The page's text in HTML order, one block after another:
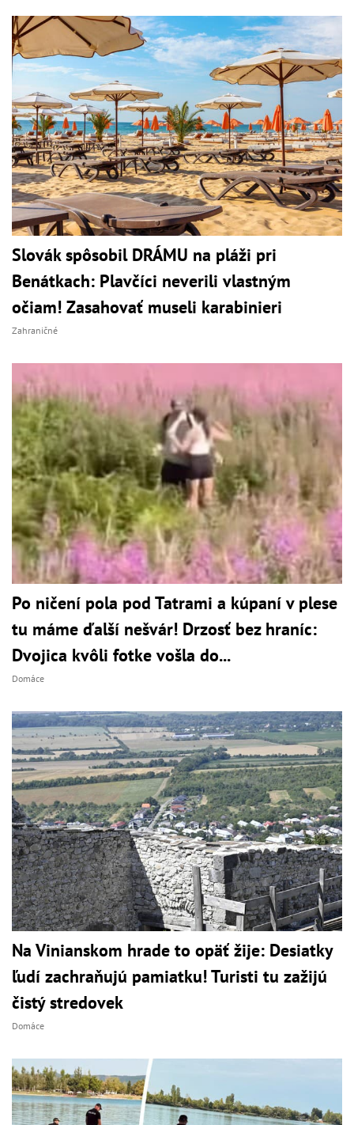
Slovák spôsobil DRÁMU na pláži pri
Benátkach: Plavčíci neverili vlastným
očiam! Zasahovať museli karabinieri
Zahraničné
Po ničení pola pod Tatrami a kúpaní v plese
tu máme ďalší nešvár! Drzosť bez hraníc:
Dvojica kvôli fotke vošla do...
Domáce
Na Vinianskom hrade to opäť žije: Desiatky
ľudí zachraňujú pamiatku! Turisti tu zažijú
čistý stredovek
Domáce